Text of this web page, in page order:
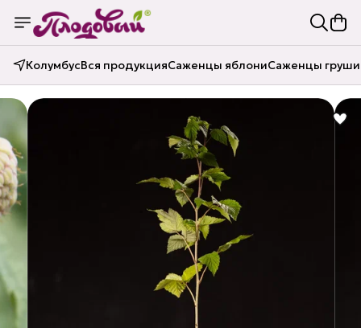
КолумбусВся продукцияСаженцы яблониСаженцы груши